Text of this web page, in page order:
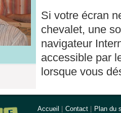
Si votre écran
chevalet, une
navigateur
accessible par
lorsque vous
Accueil | Contact | Plan du